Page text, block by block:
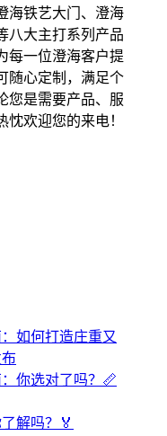
海铁艺大门、澄海
八大主打系列产品
每一位澄海客户提
随心定制，满足个
您是需要产品、服
欢迎您的来电！
如何打造庄重又
你选对了吗？📏
解吗？🏅